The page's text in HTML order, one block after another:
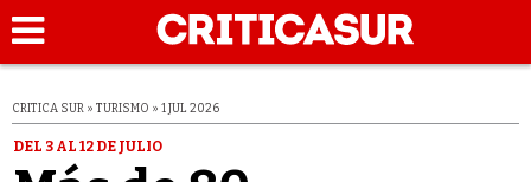
CRITICA SUR » TURISMO » 1 JUL 2026
DEL 3 AL 12 DE JULIO